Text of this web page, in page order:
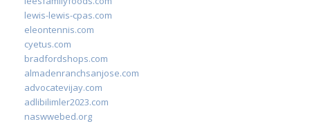
lewis-lewis-cpas.com
eleontennis.com
cyetus.com
bradfordshops.com
almadenranchsanjose.com
advocatevijay.com
adlibilimler2023.com
naswwebed.org